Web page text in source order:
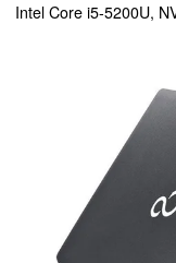
dieses Gerät im
Intel-GPU schlägt
Intel Core i5-5200U,